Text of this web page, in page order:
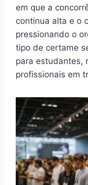
em que a
continua alta e o
pressionando o
tipo de certame
para estudantes,
profissionais em